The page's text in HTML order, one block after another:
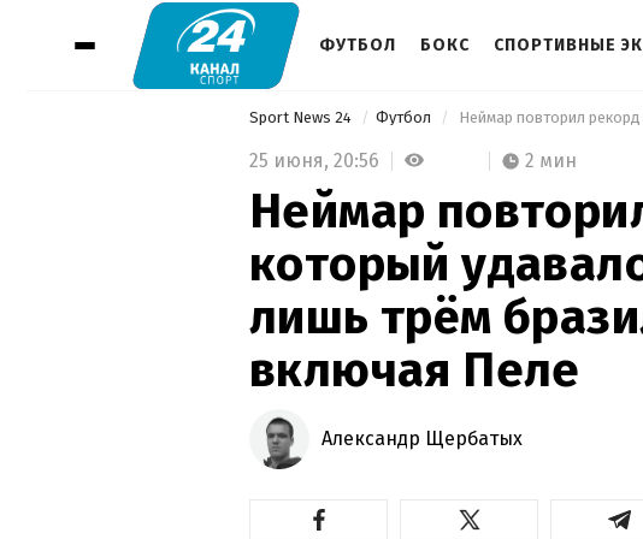
ФУТБОЛ БОКС СПОРТИВНЫЕ
Sport News 24 Футбол
25 июня, 20:56 2 мин
Неймар
который
лишь трём
включая Пеле
Александр Щербатых